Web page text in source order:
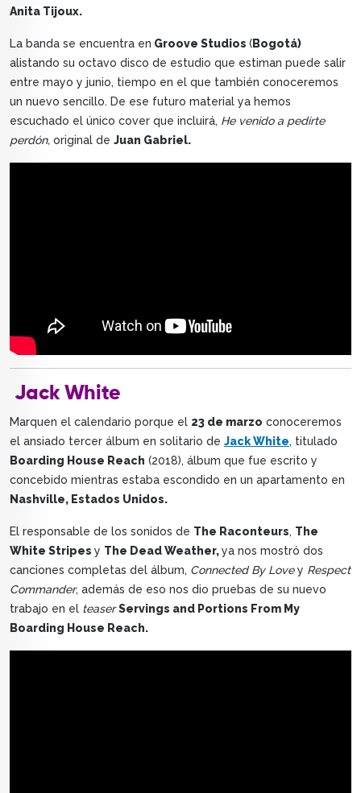
Anita Tijoux.
La banda se encuentra en Groove Studios (Bogotá)
alistando su octavo disco de estudio que estiman puede salir
entre mayo y junio, tiempo en el que también conoceremos
un nuevo sencillo. De ese futuro material ya hemos
escuchado el único cover que incluirá, He venido a pedirte
perdón, original de Juan Gabriel.
Jack White
Marquen el calendario porque el 23 de marzo conoceremos
el ansiado tercer álbum en solitario de Jack White, titulado
Boarding House Reach (2018), álbum que fue escrito y
concebido mientras estaba escondido en un apartamento en
Nashville, Estados Unidos.
El responsable de los sonidos de The Raconteurs, The
White Stripes y The Dead Weather,ya nos mostró dos
canciones completas del álbum, Connected By Lovey Respect
Commander, además de eso nos dio pruebas de su nuevo
trabajo en el teaser Servings and Portions From My
Boarding House Reach.